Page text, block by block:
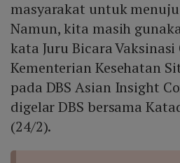
masyarakat untuk
Namun, kita masih
kata Juru Bicara
Kementerian Kesehatan
pada DBS Asian Insight
digelar DBS bersama
(24/2).